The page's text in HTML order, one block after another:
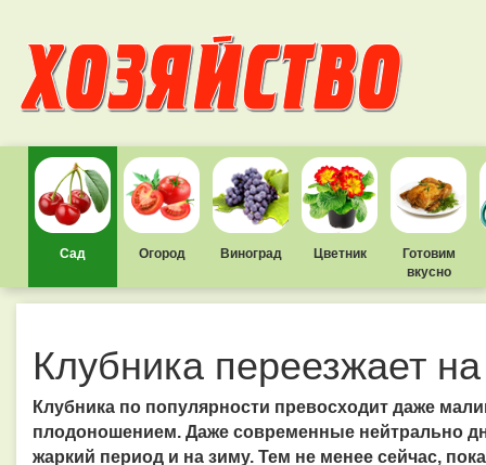
Сад Огород Виноград Цветник
Готовим
вкусно
Клубника переезжает
Клубника по популярности превосходит даже
плодоношением. Даже современные нейтрально
жаркий период и на зиму. Тем не менее сейчас,